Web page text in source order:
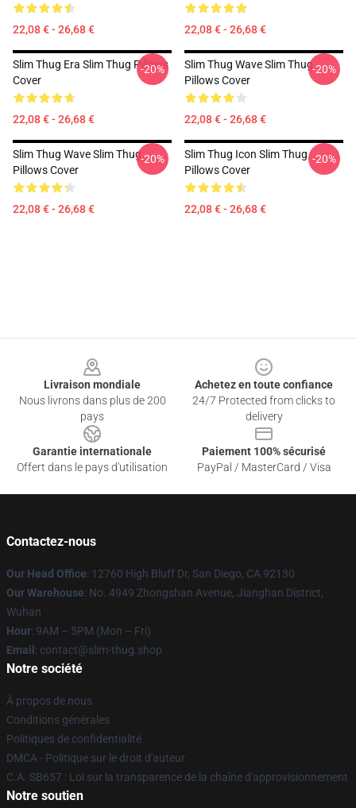
22,08 € - 26,68 € 22,08 € - 26,68 €
Slim Thug Era Slim Thug Pillows
Cover
22,08 € - 26,68 €
-20%
Slim Thug Wave Slim Thug
Pillows Cover
22,08 € - 26,68 €
-20%
Slim Thug Wave Slim Thug
Pillows Cover
22,08 € - 26,68 €
-20%
Slim Thug Icon Slim Thug
Pillows Cover
22,08 € - 26,68 €
-20%
Livraison mondiale
Nous livrons dans plus de 200
pays
Achetez en toute confiance
24/7 Protected from clicks to
delivery
Garantie internationale
Offert dans le pays d'utilisation
Paiement 100% sécurisé
PayPal / MasterCard / Visa
Contactez-nous
Our Head Office: 12760 High Bluff Dr, San Diego, CA 92130
Our Warehouse: No. 4949 Zhongshan Avenue, Jianghan District,
Wuhan
Hour: 9AM – 5PM (Mon – Fri)
Email : contact@slim-thug.shop
Notre société
À propos de nous
Conditions générales
Politiques de confidentialité
DMCA - Politique sur le droit d'auteur
C.A. SB657 : Loi sur la transparence de la chaîne d'approvisionnement
Notre soutien